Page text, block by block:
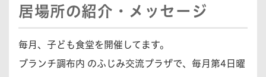
居場所の紹介・メッセージ
毎月、子ども食堂を開催してます。
ブランチ調布内 のふじみ交流プラザで、毎月第4日曜